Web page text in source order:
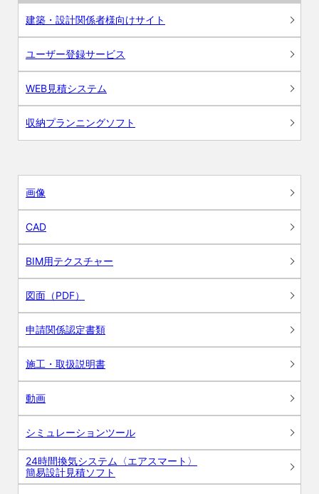
建築・設計関係者様向けサイト
ユーザー登録サービス
WEB見積システム
収納プランニングソフト
画像
CAD
BIM用テクスチャー
図面（PDF）
申請関係認定書類
施工・取扱説明書
動画
シミュレーションツール
24時間換気システム〈エアスマート〉
簡易設計見積ソフト